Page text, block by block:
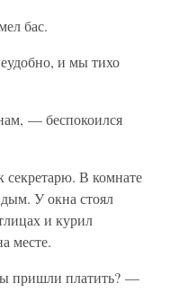
бас.
и мы тихо
— беспокоился
секретарю. В комнате
У окна стоял
и курил
месте.
пришли платить? —